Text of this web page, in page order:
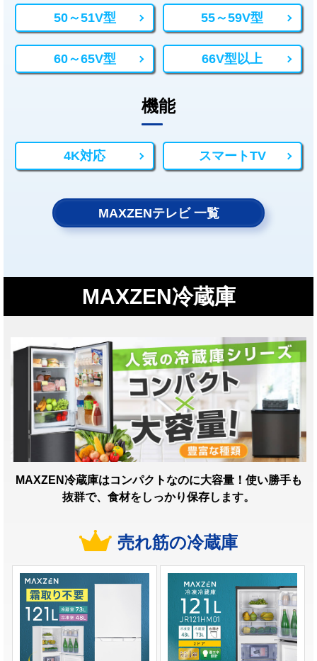
50～51V型 55～59V型
60～65V型 66V型以上
機能
4K対応 スマートTV
MAXZENテレビ 一覧
MAXZEN冷蔵庫
MAXZEN冷蔵庫はコンパクトなのに大容量！使い勝手も
抜群で、食材をしっかり保存します。
売れ筋の冷蔵庫